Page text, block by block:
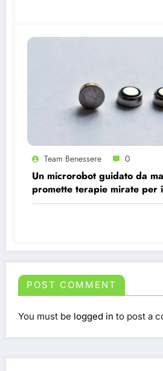
Team Benessere 0
Un microrobot guidato da
promette terapie mirate per
infezioni e tumori.
POST COMMENT
You must be logged in to post a